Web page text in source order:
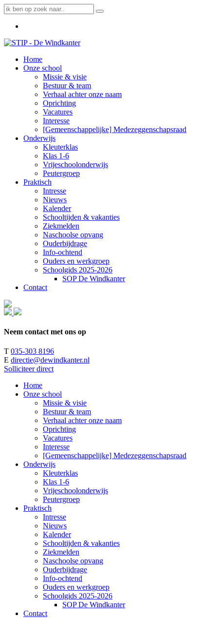
Home
Onze school
Missie & visie
Bestuur & team
Verhaal achter onze naam
Oprichting
Vacatures
Interesse
[Gemeenschappelijke] Medezeggenschapsraad
Onderwijs
Kleuterklas
Klas 1-6
Vrijeschoolonderwijs
Peutergroep
Praktisch
Intresse
Nieuws
Kalender
Schooltijden & vakanties
Ziekmelden
Naschoolse opvang
Ouderbijdrage
Info-ochtend
Ouders en werkgroep
Schoolgids 2025-2026
SOP De Windkanter
Contact
Neem contact met ons op
T 035-303 8196
E directie@dewindkanter.nl
Solliciteer direct
Home
Onze school
Missie & visie
Bestuur & team
Verhaal achter onze naam
Oprichting
Vacatures
Interesse
[Gemeenschappelijke] Medezeggenschapsraad
Onderwijs
Kleuterklas
Klas 1-6
Vrijeschoolonderwijs
Peutergroep
Praktisch
Intresse
Nieuws
Kalender
Schooltijden & vakanties
Ziekmelden
Naschoolse opvang
Ouderbijdrage
Info-ochtend
Ouders en werkgroep
Schoolgids 2025-2026
SOP De Windkanter
Contact